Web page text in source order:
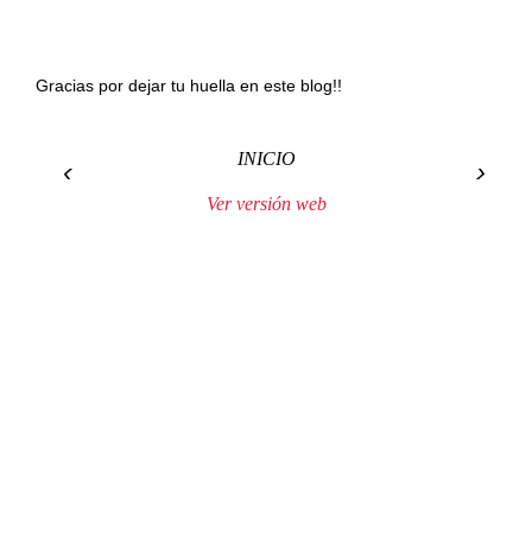
Gracias por dejar tu huella en este blog!!
‹ ›
INICIO
Ver versión web